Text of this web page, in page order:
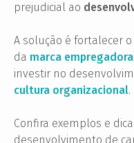
prejudicial ao
A solução é fortalecer o
da marca empregadora
investir no
cultura organizacional.
Confira exemplos e
desenvolvimento de